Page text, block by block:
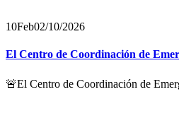
10Feb02/10/2026
El Centro de Coordinación de
🚨El Centro de Coordinación de